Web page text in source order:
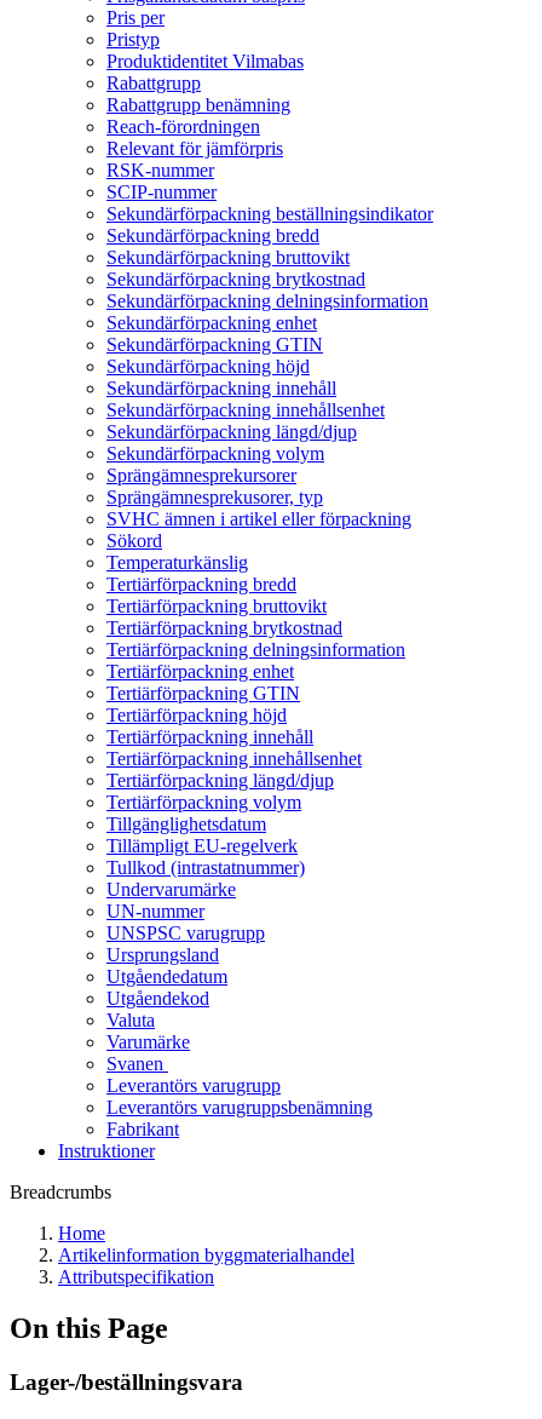
Pris per
Pristyp
Produktidentitet Vilmabas
Rabattgrupp
Rabattgrupp benämning
Reach-förordningen
Relevant för jämförpris
RSK-nummer
SCIP-nummer
Sekundärförpackning beställningsindikator
Sekundärförpackning bredd
Sekundärförpackning bruttovikt
Sekundärförpackning brytkostnad
Sekundärförpackning delningsinformation
Sekundärförpackning enhet
Sekundärförpackning GTIN
Sekundärförpackning höjd
Sekundärförpackning innehåll
Sekundärförpackning innehållsenhet
Sekundärförpackning längd/djup
Sekundärförpackning volym
Sprängämnesprekursorer
Sprängämnesprekusorer, typ
SVHC ämnen i artikel eller förpackning
Sökord
Temperaturkänslig
Tertiärförpackning bredd
Tertiärförpackning bruttovikt
Tertiärförpackning brytkostnad
Tertiärförpackning delningsinformation
Tertiärförpackning enhet
Tertiärförpackning GTIN
Tertiärförpackning höjd
Tertiärförpackning innehåll
Tertiärförpackning innehållsenhet
Tertiärförpackning längd/djup
Tertiärförpackning volym
Tillgänglighetsdatum
Tillämpligt EU-regelverk
Tullkod (intrastatnummer)
Undervarumärke
UN-nummer
UNSPSC varugrupp
Ursprungsland
Utgåendedatum
Utgåendekod
Valuta
Varumärke
Svanen
Leverantörs varugrupp
Leverantörs varugruppsbenämning
Fabrikant
Instruktioner
Breadcrumbs
Home
Artikelinformation byggmaterialhandel
Attributspecifikation
On this Page
Lager-/beställningsvara